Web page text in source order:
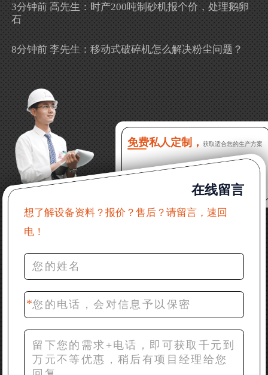
3分钟前 高先生：时产200吨制砂机报个价，处理鹅卵
石
8分钟前 李先生：移动式破碎机怎么解决粉尘问题？
吗？
16分钟前 程先生：破碎生产线出个方案及报价，有什
么售后服务？
22分钟前 郑女士：想了解时产500吨锤破，加工石灰石
31分钟前 吴先生：成套石头破碎设备有吗？给个详细
产品资料
36分钟前 罗先生：每小时100吨左右的鄂破和反击破，
42分钟前 梁先生：膨润土磨到200目，用什么磨粉设
备？
免费私人定制， 获取适合您的生产方案
在线留言
想了解设备资料？报价？售后？请留言，速回
电！